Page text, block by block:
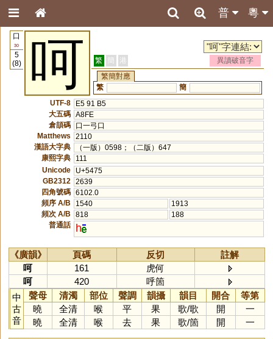
粵
普
口
30
5
(8)
呵 繁 簡 港
異讀破音字
繁簡對應
繁
簡
UTF-8
E5 91 B5
大五碼 A8FE
倉頡碼
口一弓口
Matthews
2110
漢語大字典
（一版）0598；（二版）647
康熙字典
111
Unicode
U+5475
GB2312
2639
四角號碼 6102.0
頻序 A/B
1540
1913
頻次 A/B
818
188
普通話
h
《廣韻》 頁碼 反切
註解
呵
161
虎何
呵
420
呼箇
中
古
音
聲母 清濁 部位 聲調 韻攝 韻目 開合
等第
曉
全清 喉 平 果 歌/歌 開
一
曉
全清 喉 去 果 歌/箇 開 一